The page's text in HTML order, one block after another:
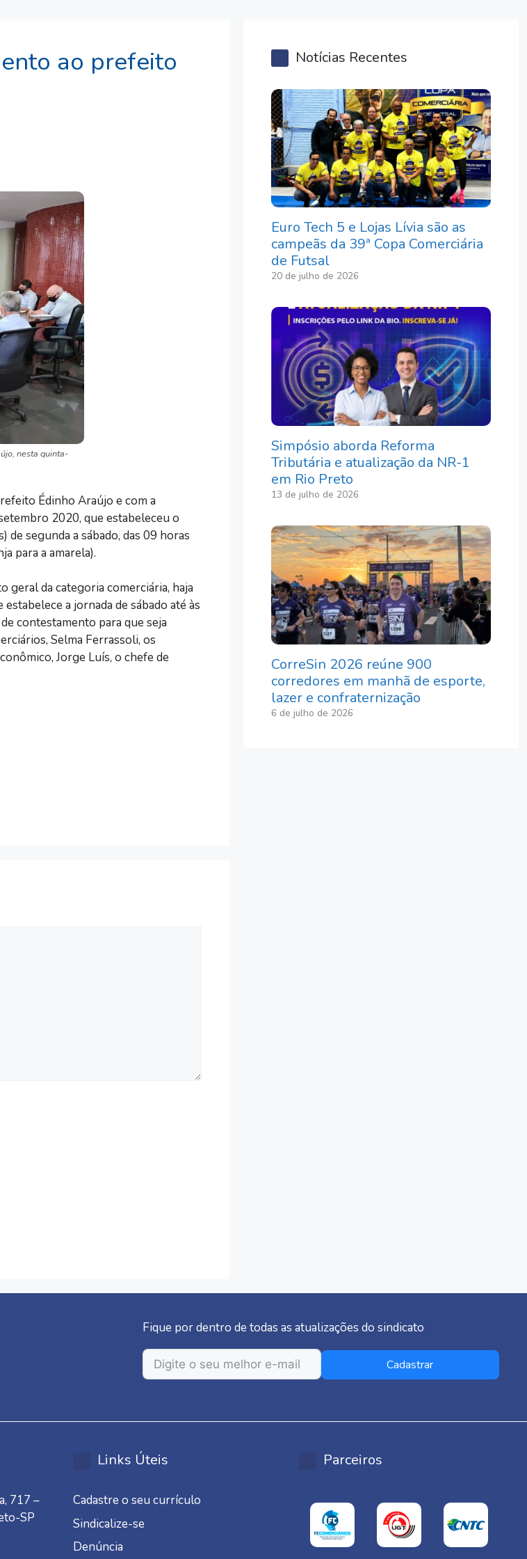
ao prefeito
nesta quinta-
Édinho Araújo e com a
2020, que estabeleceu o
segunda a sábado, das 09 horas
para a amarela).
geral da categoria comerciária, haja
a jornada de sábado até às
contestamento para que seja
Selma Ferrassoli, os
Jorge Luís, o chefe de
Notícias Recentes
Euro Tech 5 e Lojas Lívia são as
campeãs da 39ª Copa Comerciária
de Futsal
20 de julho de 2026
Simpósio aborda Reforma
Tributária e atualização da NR-1
em Rio Preto
13 de julho de 2026
CorreSin 2026 reúne 900
corredores em manhã de esporte,
lazer e confraternização
6 de julho de 2026
Fique por dentro de todas as atualizações do sindicato
Cadastrar
717 –
SP
Links Úteis
Cadastre o seu currículo
Sindicalize-se
Denúncia
Parceiros